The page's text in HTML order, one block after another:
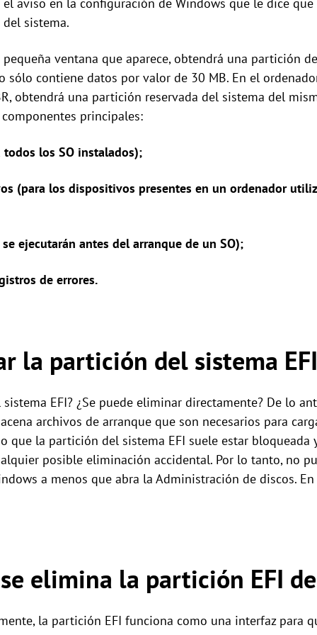
aviso en la configuración de Windows que le dice
sistema.
ventana que aparece, obtendrá una partición
sólo contiene datos por valor de 30 MB. En el
obtendrá una partición reservada del sistema del
principales:
los SO instalados);
(para los dispositivos presentes en un ordenador
ejecutarán antes del arranque de un SO);
de errores.
la partición del sistema
EFI? ¿Se puede eliminar directamente? De lo
archivos de arranque que son necesarios para
que la partición del sistema EFI suele estar
posible eliminación accidental. Por lo tanto, no
a menos que abra la Administración de discos.
elimina la partición EFI
la partición EFI funciona como una interfaz para